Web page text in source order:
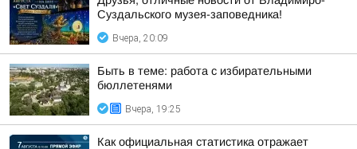
Суздальского музея-заповедника!
Вчера, 20:09
Быть в теме: работа с избирательными
бюллетенями
Вчера, 19:25
Как официальная статистика отражает